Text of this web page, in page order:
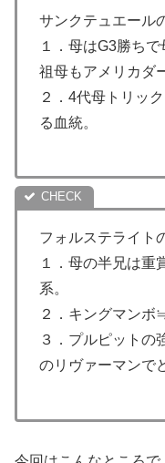
サンクテュエール
１．母はG3勝ち
祖母もアメリカダ
２．4代母トリッ
る血統。
フォルステライト
１．母の半兄は重
系。
２．キングマンボ
３．プルピットの
のリヴァーマンで